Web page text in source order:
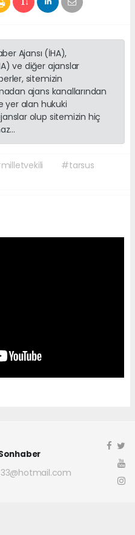
Ajansı (İHA),
ve diğer ajanslar
sitemizin
ajans kanallarından
yer alan hukuki
olup sitemizin hiç
#tarsus